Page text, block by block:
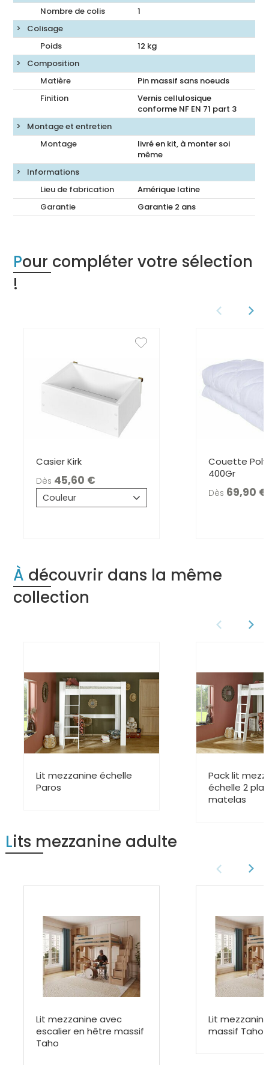
Nombre de colis
1
Colisage
Poids
12 kg
Composition
Matière
Pin massif sans noeuds
Finition
Vernis cellulosique
conforme NF EN 71 part 3
Montage et entretien
Montage
livré en kit, à monter soi
même
Informations
Lieu de fabrication
Amérique latine
Garantie
Garantie 2 ans
Pour compléter votre sélection
!
Casier Kirk
Dès 45,60
Couleur
Couette
400Gr
Dès 69,90
À découvrir dans la même
collection
Lit mezzanine échelle
Paros
Pack lit
échelle 2
matelas
Lits mezzanine adulte
Lit mezzanine avec
escalier en hêtre massif
Taho
Lit
massif Taho